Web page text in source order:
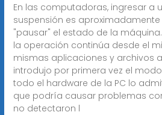
En las computadoras, ingresar a
suspensión es
"pausar" el estado de la
la operación continúa desde el
mismas aplicaciones y archivos
introdujo por primera vez el
todo el hardware de la PC lo
que podría causar problemas
no detectaron l